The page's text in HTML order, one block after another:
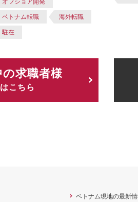
ベトナム転職 海外転職
駐在
求職者様
こちら
ベトナム現地の最新